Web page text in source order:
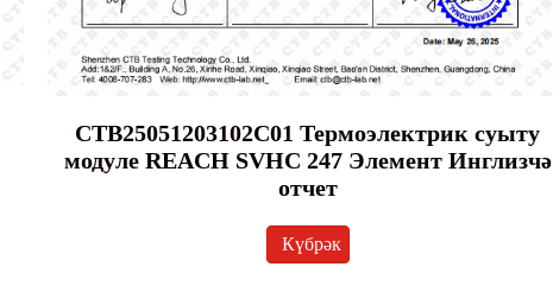
CTB25051203102C01 Термоэлектрик суыту
модуле REACH SVHC 247 Элемент Инглизчә
отчет
Күбрәк